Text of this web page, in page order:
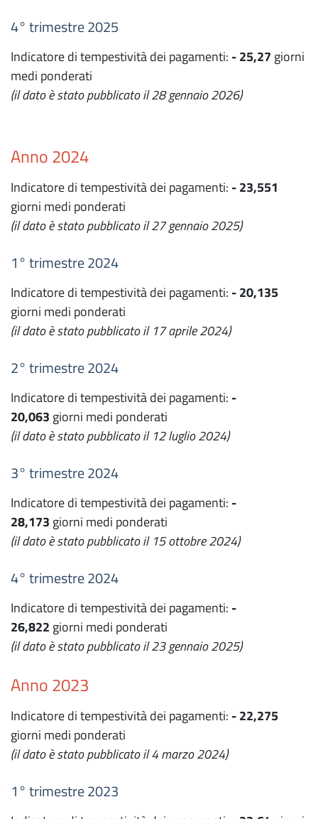
4° trimestre 2025
Indicatore di tempestività dei pagamenti: - 25,27 giorni
medi ponderati
(il dato è stato pubblicato il 28 gennaio 2026)
Anno 2024
Indicatore di tempestività dei pagamenti: - 23,551
giorni medi ponderati
(il dato è stato pubblicato il 27 gennaio 2025)
1° trimestre 2024
Indicatore di tempestività dei pagamenti: - 20,135
giorni medi ponderati
(il dato è stato pubblicato il 17 aprile 2024)
2° trimestre 2024
Indicatore di tempestività dei pagamenti: -
20,063 giorni medi ponderati
(il dato è stato pubblicato il 12 luglio 2024)
3° trimestre 2024
Indicatore di tempestività dei pagamenti: -
28,173 giorni medi ponderati
(il dato è stato pubblicato il 15 ottobre 2024)
4° trimestre 2024
Indicatore di tempestività dei pagamenti: -
26,822 giorni medi ponderati
(il dato è stato pubblicato il 23 gennaio 2025)
Anno 2023
Indicatore di tempestività dei pagamenti: - 22,275
giorni medi ponderati
(il dato è stato pubblicato il 4 marzo 2024)
1° trimestre 2023